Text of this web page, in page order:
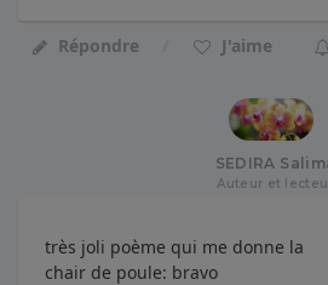
Répondre J'aime
SEDIRA
Auteur et
très joli poème qui me donne la
chair de poule: bravo